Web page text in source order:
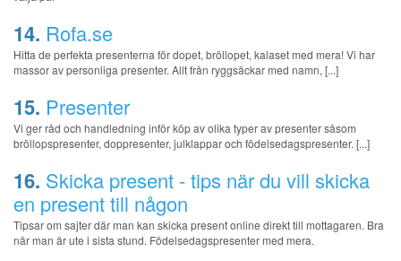
14. Rofa.se
Hitta de perfekta presenterna för dopet, bröllopet, kalaset med mera! Vi har
massor av personliga presenter. Allt från ryggsäckar med namn, [...]
15. Presenter
Vi ger råd och handledning inför köp av olika typer av presenter såsom
bröllopspresenter, doppresenter, julklappar och födelsedagspresenter. [...]
16. Skicka present - tips när du vill skicka
en present till någon
Tipsar om sajter där man kan skicka present online direkt till mottagaren. Bra
när man är ute i sista stund. Födelsedagspresenter med mera.